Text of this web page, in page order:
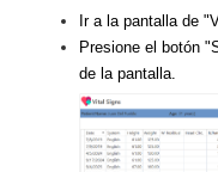
Ir a la pantalla de
Presione el botón
de la pantalla.